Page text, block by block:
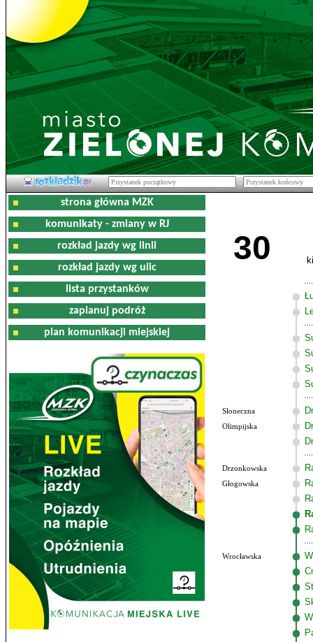
strona główna MZK
komunikaty - zmiany w RJ
rozkład jazdy wg linii
rozkład jazdy wg ulic
lista przystanków
zaplanuj podróż
plan komunikacji miejskiej
30
Słoneczna
Olimpijska
Drzonkowska
Głogowska
Wrocławska